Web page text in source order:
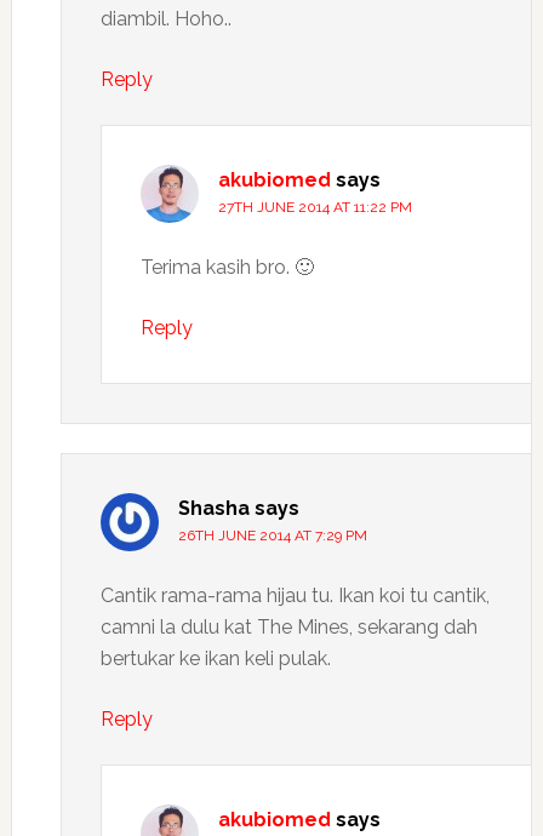
diambil. Hoho..
Reply
akubiomed says
27TH JUNE 2014 AT 11:22 PM
Terima kasih bro. 🙂
Reply
Shasha says
26TH JUNE 2014 AT 7:29 PM
Cantik rama-rama hijau tu. Ikan koi tu cantik,
camni la dulu kat The Mines, sekarang dah
bertukar ke ikan keli pulak.
Reply
akubiomed says